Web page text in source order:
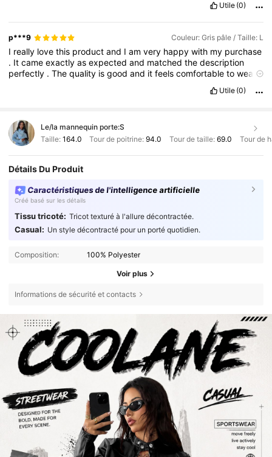
Utile (0)
p***9 Couleur: Gris pâle / Taille: L
I really lovethis productand Iamvery happywith my purchase
. Itcameexactlyasexpectedand matchedthedescription
perfectly .Thequality isgoodand itfeelscomfortabletowear.
ontime and
itemto anyonelookingforsomething
and
reliable .Iwilllikely orderagainsoon.
Utile (0)
Le/la mannequin porte:S
Taille: 164.0 Tour de poitrine:94.0 Tour de taille: 69.0 Tour de
Détails Du Produit
Caractéristiques de l'intelligence artificielle
Créé basé sur les détails
Tissu tricoté: Tricot texturé à l'allure décontractée.
Casual: Un style décontracté pour un porté quotidien.
Composition: 100% Polyester
Voir plus
Informations de sécurité et contacts